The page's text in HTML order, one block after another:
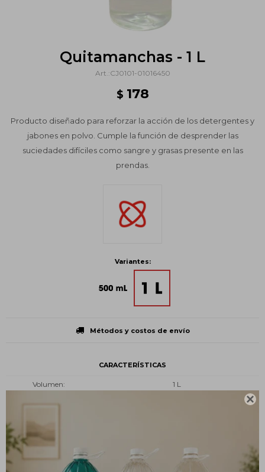

Quitamanchas - 1 L
CJ0101-01016450
$ 178
Producto diseñado para reforzar la acción de los detergentes y
jabones en polvo. Cumple la función de desprender las
suciedades difíciles como sangre y grasas presente en las
prendas.
Variantes:
Métodos y costos de envío
CARACTERÍSTICAS
Volumen
1 L
Estado